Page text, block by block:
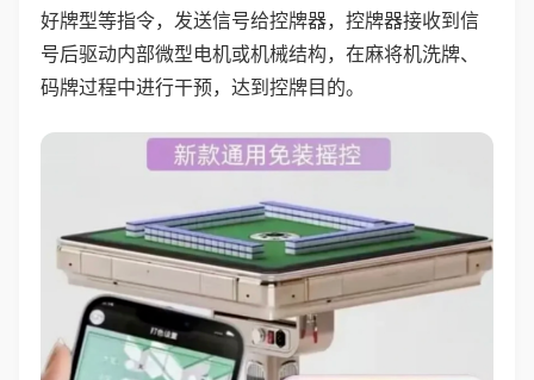
好牌型等指令，发送信号给控牌器，控牌器接收到信
号后驱动内部微型电机或机械结构，在麻将机洗牌、
码牌过程中进行干预，达到控牌目的。